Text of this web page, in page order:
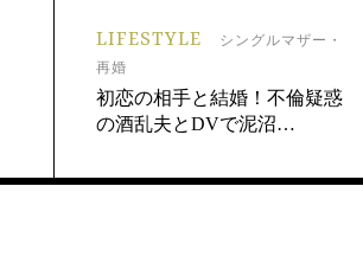
LIFESTYLE
シングルマザー・
再婚
初恋の相手と結婚！不倫疑惑
の酒乱夫とDVで泥沼…